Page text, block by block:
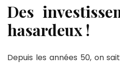
Des
hasardeux !
Depuis les années 50, on